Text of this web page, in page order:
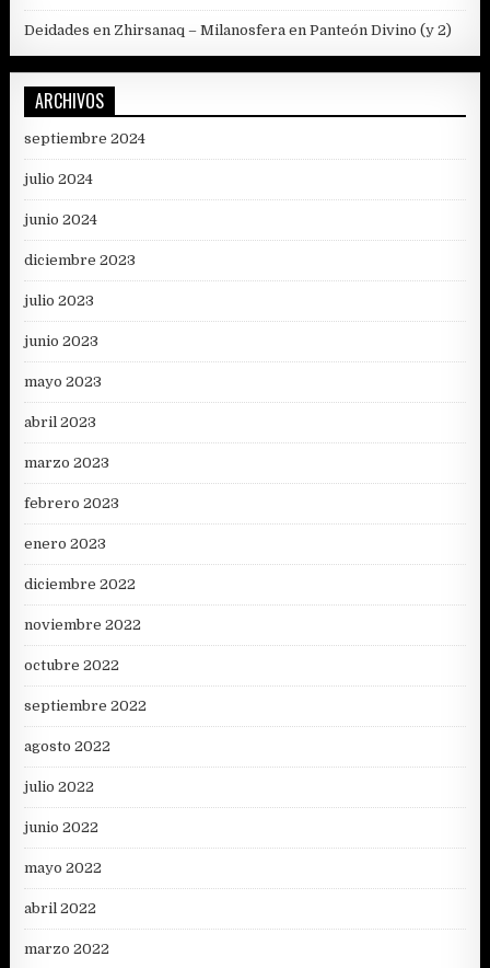
Deidades en Zhirsanaq – Milanosfera enPanteón Divino (y 2)
ARCHIVOS
septiembre 2024
julio 2024
junio 2024
diciembre 2023
julio 2023
junio 2023
mayo 2023
abril 2023
marzo 2023
febrero 2023
enero 2023
diciembre 2022
noviembre 2022
octubre 2022
septiembre 2022
agosto 2022
julio 2022
junio 2022
mayo 2022
abril 2022
marzo 2022